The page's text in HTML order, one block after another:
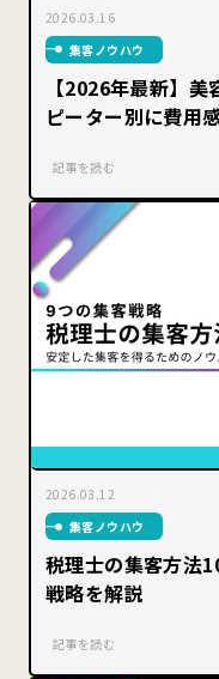
2026.03.16
集客ノウハウ
【2026年最新】
ピーター別に費用
記事を読む
2026.03.12
集客ノウハウ
税理士の集客方法
戦略を解説
記事を読む